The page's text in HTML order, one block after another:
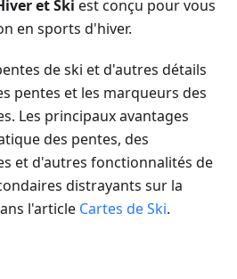
et Ski est conçu pour vous
en sports d'hiver.
de ski et d'autres détails
pentes et les marqueurs des
Les principaux avantages
des pentes, des
et d'autres fonctionnalités de
distrayants sur la
l'article Cartes de Ski.